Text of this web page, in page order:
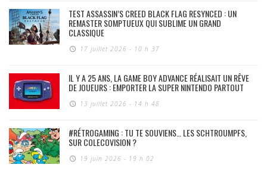
TEST ASSASSIN’S CREED BLACK FLAG RESYNCED : UN
REMASTER SOMPTUEUX QUI SUBLIME UN GRAND
CLASSIQUE
17 juillet 2026 - 10 h 37
IL Y A 25 ANS, LA GAME BOY ADVANCE RÉALISAIT UN RÊVE
DE JOUEURS : EMPORTER LA SUPER NINTENDO PARTOUT
13 juillet 2026 - 14 h 48
#RÉTROGAMING : TU TE SOUVIENS… LES SCHTROUMPFS,
SUR COLECOVISION ?
19 juin 2026 - 19 h 02